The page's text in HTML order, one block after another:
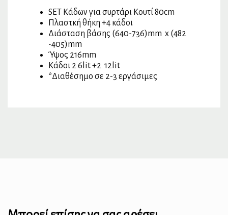
SET Κάδων για συρτάρι Κουτί 80cm
Πλαστκή θήκη +4 κάδοι
Διάσταση βάσης (640-736)mm x (482
-405)mm
Ύψος 216mm
Κάδοι 2 6lit +2 12lit
*Διαθέσημο σε 2-3 εργάσιμες